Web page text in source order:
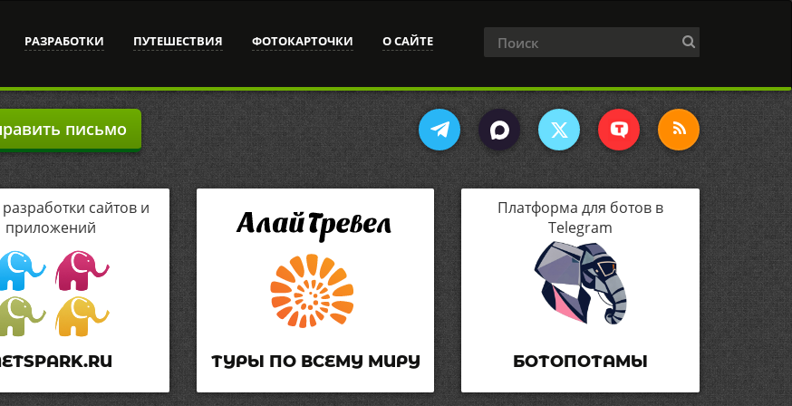
РАЗРАБОТКИ ПУТЕШЕСТВИЯ ФОТОКАРТОЧКИ О САЙТЕ
письмо
сайтов и
приложений
ТУРЫ ПО ВСЕМУ МИРУ
Платформа для ботов в
Telegram
БОТОПОТАМЫ